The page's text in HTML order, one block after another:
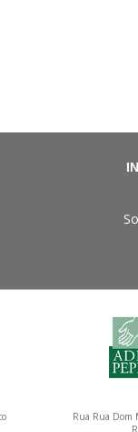
Rua Rua Dom